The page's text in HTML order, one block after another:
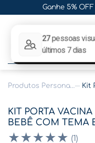
Ganhe 5%
O que procura hoje?
1º
2
Produtos Personalizados
KIT PORTA
BEBÊ COM TEMA
★★★★★ (1)